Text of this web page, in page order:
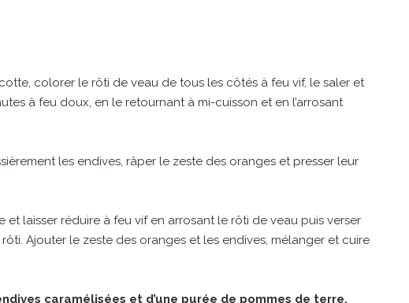
colorer le rôti de veau de tous les côtés à feu vif, le saler et
à feu doux, en le retournant à mi-cuisson et en l’arrosant
les endives, râper le zeste des oranges et presser leur
laisser réduire à feu vif en arrosant le rôti de veau puis verser
Ajouter le zeste des oranges et les endives, mélanger et cuire
caramélisées et d’une purée de pommes de terre.